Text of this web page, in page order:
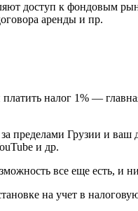
доступ к
аренды и пр.
платить налог 1% —
пределами Грузии и
и др.
все еще есть, и
на учет в